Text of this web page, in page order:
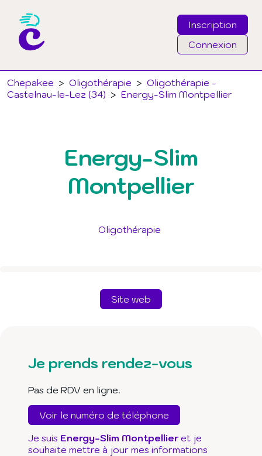
Inscription
Connexion
Chepakee > Oligothérapie > Oligothérapie -
Castelnau-le-Lez (34) > Energy-Slim Montpellier
Email
J'ai oublié mon mot de passe
Connexion
Energy-Slim
Montpellier
Oligothérapie
Site web
Je prends rendez-vous
Pas de RDV en ligne.
Voir le numéro de téléphone
Je suis Energy-Slim Montpellier et je
souhaite mettre à jour mes informations